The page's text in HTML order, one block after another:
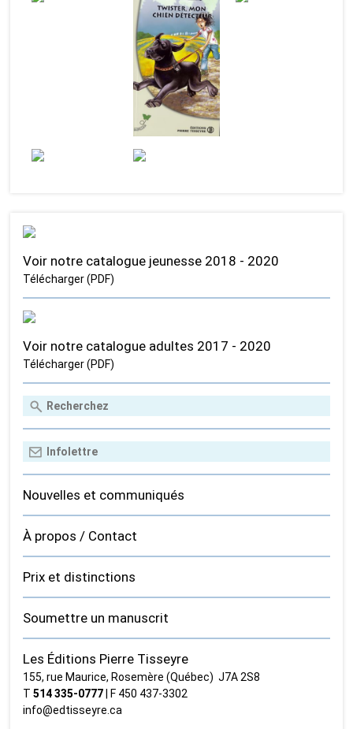
Voir notre catalogue jeunesse 2018 - 2020
Télécharger (PDF)
Voir notre catalogue adultes 2017 - 2020
Télécharger (PDF)
Nouvelles et communiqués
À propos / Contact
Prix et distinctions
Soumettre un manuscrit
Les Éditions Pierre Tisseyre
155, rue Maurice, Rosemère (Québec) J7A 2S8
T514 335‑0777 | F 450 437‑3302
info@edtisseyre.ca